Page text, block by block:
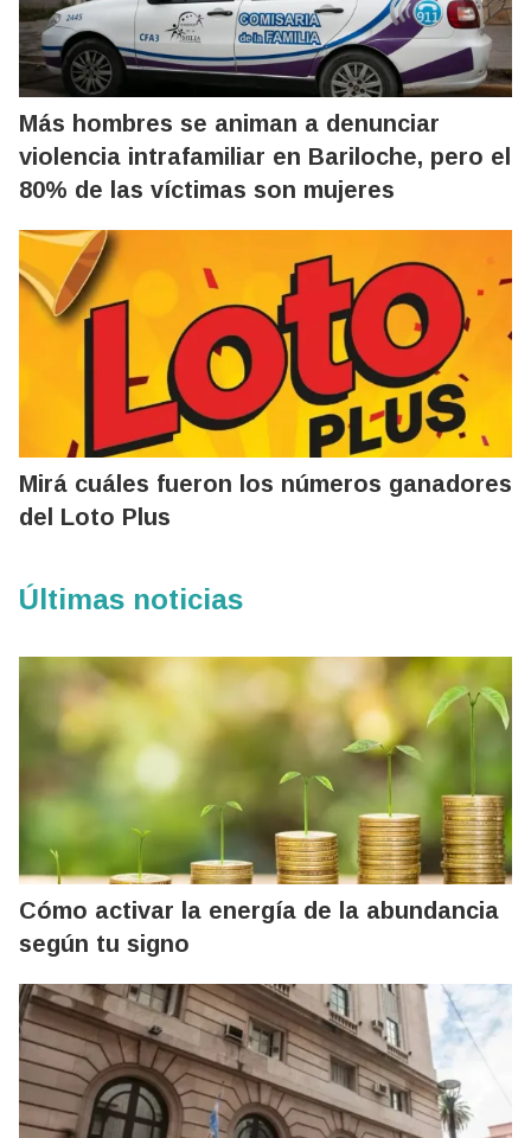
Más hombres se animan a denunciar
violencia intrafamiliar en Bariloche, pero el
80% de las víctimas son mujeres
Mirá cuáles fueron los números ganadores
del Loto Plus
Últimas noticias
Cómo activar la energía de la abundancia
según tu signo